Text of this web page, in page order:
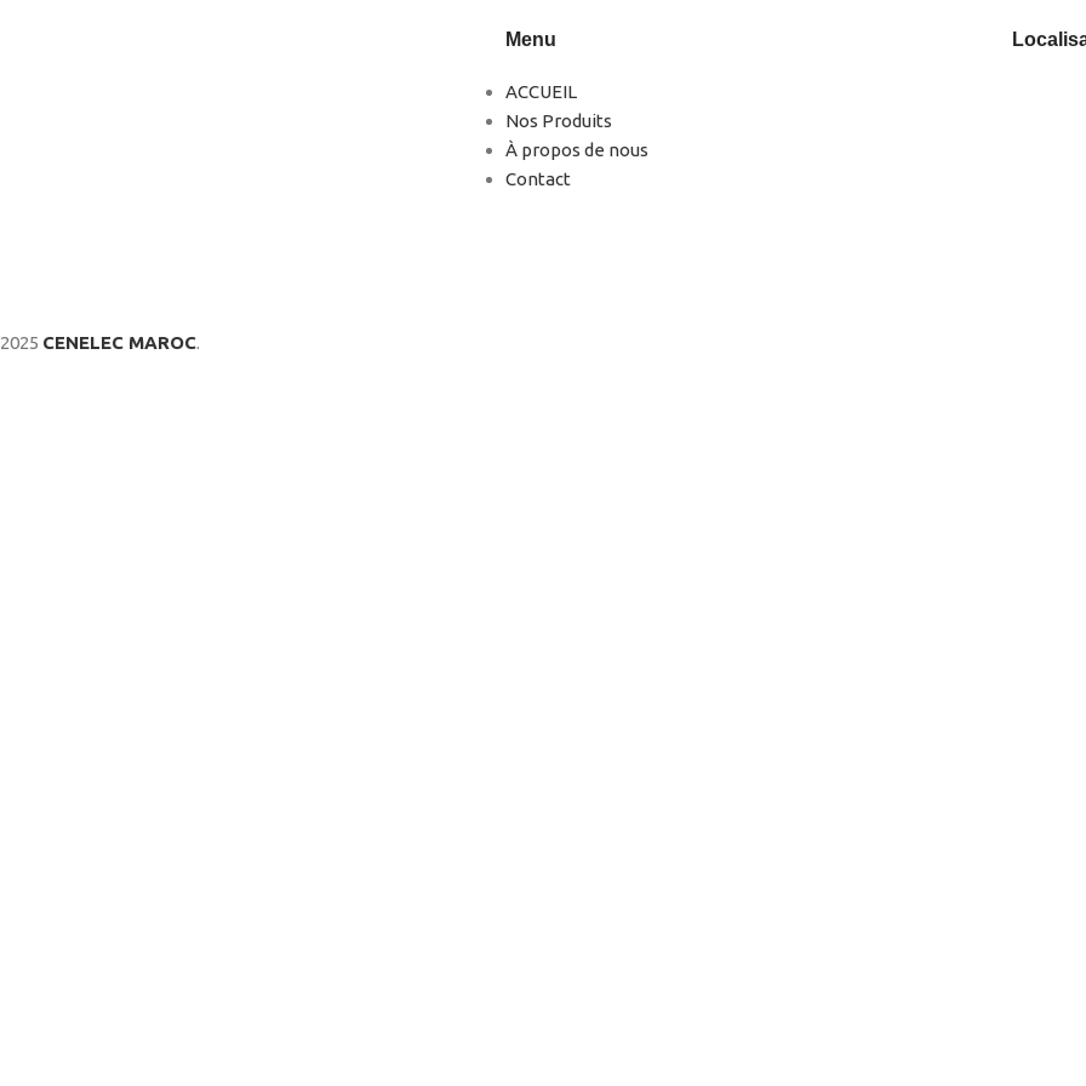
Menu
ACCUEIL
Nos Produits
À propos de nous
Contact
2025 CENELEC MAROC.